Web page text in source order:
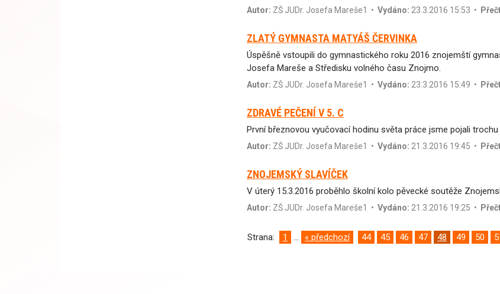
Autor: ZŠ JUDr. Josefa Mareše1 • Vydáno: 23.3.2016 15:53 •
ZLATÝ GYMNASTA MATYÁŠ ČERVINKA
Úspěšně vstoupili do gymnastického roku 2016 znojemští
Josefa Mareše a Středisku volného času Znojmo.
Autor: ZŠ JUDr. Josefa Mareše1 • Vydáno: 23.3.2016 15:49 •
ZDRAVÉ PEČENÍ V 5. C
První březnovou vyučovací hodinu světa práce jsme pojali trochu
Autor: ZŠ JUDr. Josefa Mareše1 • Vydáno: 21.3.2016 19:45 •
ZNOJEMSKÝ SLAVÍČEK
V úterý 15.3.2016 proběhlo školní kolo pěvecké soutěže
Autor: ZŠ JUDr. Josefa Mareše1 • Vydáno: 21.3.2016 19:25 •
Strana: 1 ... « předchozí 44 45 46 47 48 49 50